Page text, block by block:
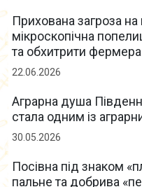
Прихована загроза
мікроскопічна
та обхитрити фермера
22.06.2026
Аграрна душа
стала одним із
30.05.2026
Посівна під знаком
пальне та добрива